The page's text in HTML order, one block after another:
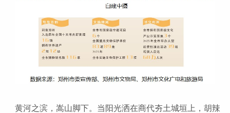
黄河之滨，嵩山脚下。当阳光洒在商代夯土城垣上，胡辣